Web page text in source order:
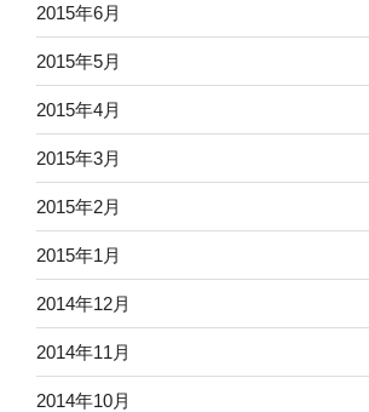
2015年6月
2015年5月
2015年4月
2015年3月
2015年2月
2015年1月
2014年12月
2014年11月
2014年10月